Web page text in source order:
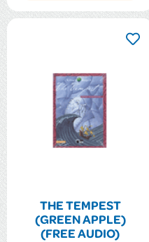
THE TEMPEST
(GREEN APPLE)
(FREE AUDIO)